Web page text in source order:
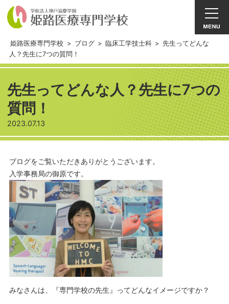
姫路医療専門学校 > ブログ > 臨床工学技士科 > 先生ってどんな
人？先生に7つの質問！
先生ってどんな人？先生に7つの
質問！
2023.07.13
ブログをご覧いただきありがとうございます。
入学事務局の御原です。
みなさんは、『専門学校の先生』ってどんなイメージですか？